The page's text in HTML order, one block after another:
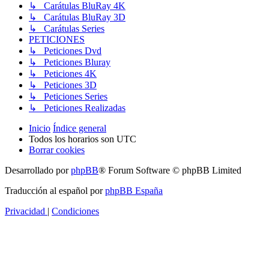
↳ Carátulas BluRay 4K
↳ Carátulas BluRay 3D
↳ Carátulas Series
PETICIONES
↳ Peticiones Dvd
↳ Peticiones Bluray
↳ Peticiones 4K
↳ Peticiones 3D
↳ Peticiones Series
↳ Peticiones Realizadas
Inicio Índice general
Todos los horarios son UTC
Borrar cookies
Desarrollado porphpBB® Forum Software © phpBB Limited
Traducción al español porphpBB España
Privacidad | Condiciones